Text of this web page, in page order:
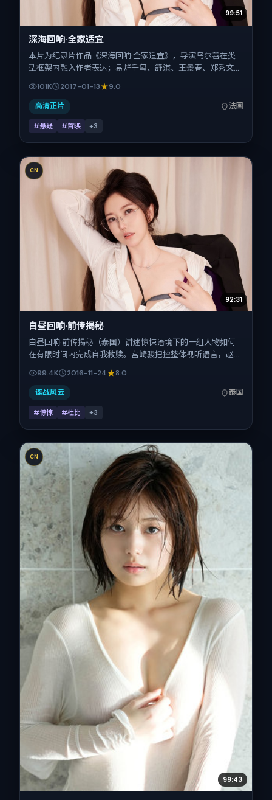
99:51
深海回响·全家适宜
本片为纪录片作品《深海回响·全家适宜》，导演乌尔善在类
型框架内融入作者表达；易烊千玺、舒淇、王景春、郑秀文、
疑，主拍摄地与出品背景为法国。上映时间 2017年1月13日
（公映登记日 2017-01-13），全片102分钟，节奏张弛有度。
101K 2017-01-13 9.0
高清正片 法国
#悬疑 #首映 +3
CN
92:31
白昼回响·前传揭秘
白昼回响·前传揭秘（泰国）讲述惊悚语境下的一组人物如何
在有限时间内完成自我救赎。宫崎骏把控整体视听语言，赵丽
富。影片定于 2016-11-24 起陆续登陆院线与网络平台，贺岁
档前后公映，片长92分钟。
99.4K 2016-11-24 8.0
谍战风云 泰国
#惊悚 #杜比 +3
CN
99:43